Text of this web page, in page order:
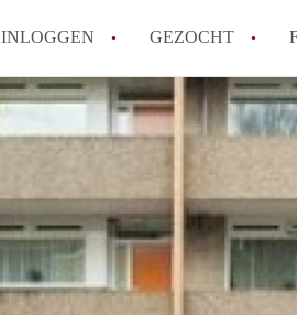
INLOGGEN GEZOCHT
Wat is AppartementNijmegen?
Hoeveel kost het om te
Wat is de privacyverklaring van
Berekent AppartementNijmegen
makelaarsvergoeding/
Is AppartementNijmegen